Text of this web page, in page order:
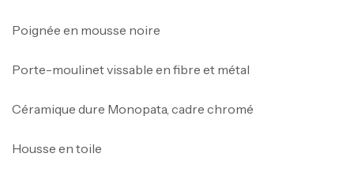
Poignée en mousse noire
Porte-moulinet vissable en fibre et métal
Céramique dure Monopata, cadre chromé
Housse en toile
Expanded
د.ت378,000